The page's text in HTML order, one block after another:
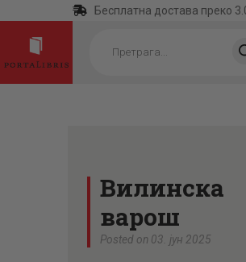
Бесплатна достава преко
search
НАЈПРОДАВАНИЈЕ
НОВЕ КЊИГЕ
Вилинска
варош
Posted on 03. јун 2025